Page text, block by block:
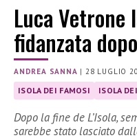
Luca Vetrone
fidanzata
ANDREA SANNA | 28 LUGLIO
ISOLA DEI FAMOSI ISOLA
Dopo la fine de L’Isola,
sarebbe stato lasciato